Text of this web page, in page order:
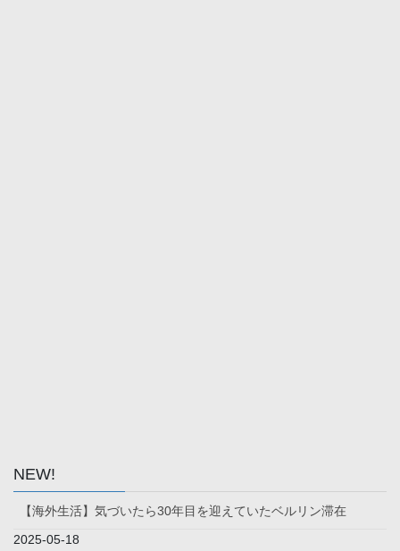
NEW!
【海外生活】気づいたら30年目を迎えていたベルリン滞在
2025-05-18